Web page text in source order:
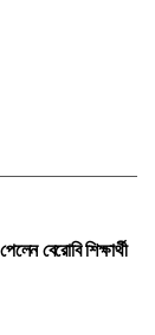
বেরোবি শিক্ষার্থী